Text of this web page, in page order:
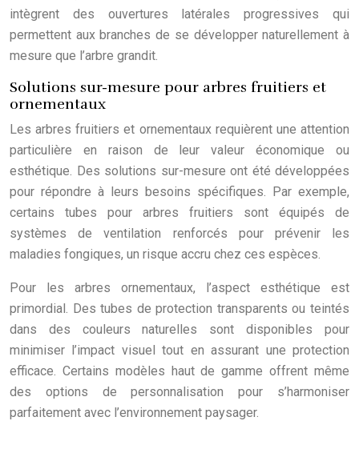
intègrent des ouvertures latérales progressives qui
permettent aux branches de se développer naturellement à
mesure que l’arbre grandit.
Solutions sur-mesure pour arbres fruitiers et
ornementaux
Les arbres fruitiers et ornementaux requièrent une attention
particulière en raison de leur valeur économique ou
esthétique. Des solutions sur-mesure ont été développées
pour répondre à leurs besoins spécifiques. Par exemple,
certains tubes pour arbres fruitiers sont équipés de
systèmes de ventilation renforcés pour prévenir les
maladies fongiques, un risque accru chez ces espèces.
Pour les arbres ornementaux, l’aspect esthétique est
primordial. Des tubes de protection transparents ou teintés
dans des couleurs naturelles sont disponibles pour
minimiser l’impact visuel tout en assurant une protection
efficace. Certains modèles haut de gamme offrent même
des options de personnalisation pour s’harmoniser
parfaitement avec l’environnement paysager.